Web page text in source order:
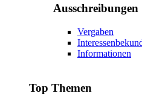
Ausschreibungen
Vergaben
Informationen
Top Themen